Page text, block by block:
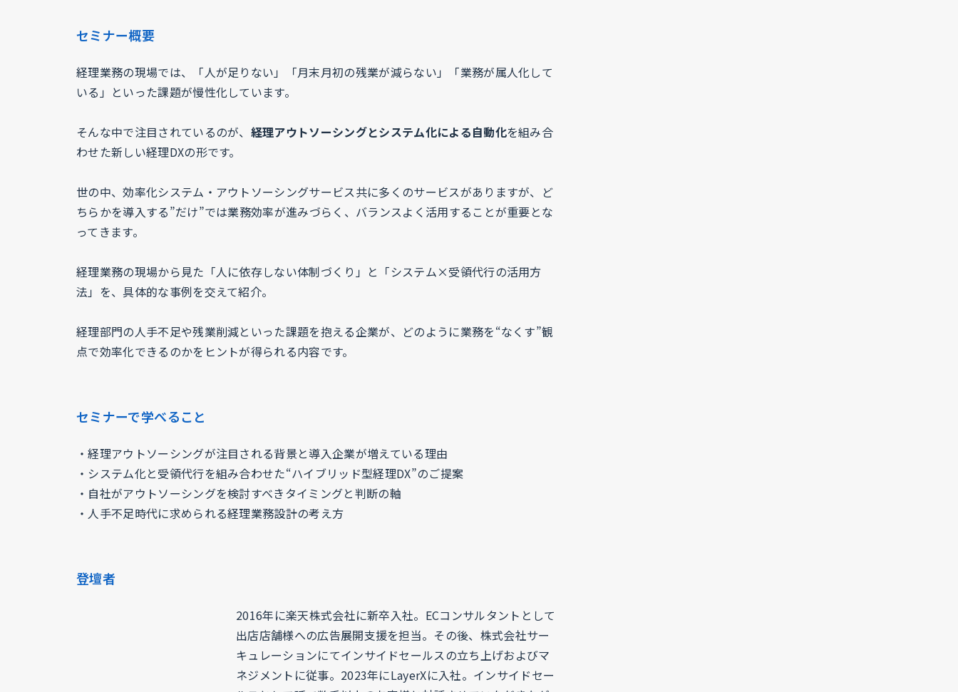
セミナー概要
経理業務の現場では、「人が足りない」「月末月初の残業が減らない」「業務が属人化して
いる」といった課題が慢性化しています。
そんな中で注目されているのが、 経理アウトソーシングとシステム化による自動化を組み合
わせた新しい経理DXの形です。
世の中、効率化システム・アウトソーシングサービス共に多くのサービスがありますが、ど
ちらかを導入する”だけ”では業務効率が進みづらく、バランスよく活用することが重要とな
ってきます。
経理業務の現場から見た「人に依存しない体制づくり」と「システム×受領代行の活用方
法」を、具体的な事例を交えて紹介。
経理部門の人手不足や残業削減といった課題を抱える企業が、どのように業務を“なくす”観
点で効率化できるのかをヒントが得られる内容です。
セミナーで学べること
・経理アウトソーシングが注目される背景と導入企業が増えている理由
・システム化と受領代行を組み合わせた“ハイブリッド型経理DX”のご提案
・自社がアウトソーシングを検討すべきタイミングと判断の軸
・人手不足時代に求められる経理業務設計の考え方
登壇者
2016年に楽天株式会社に新卒入社。ECコンサルタントとして
出店店舗様への広告展開支援を担当。その後、株式会社サー
キュレーションにてインサイドセールスの立ち上げおよびマ
ネジメントに従事。2023年にLayerXに入社。インサイドセー